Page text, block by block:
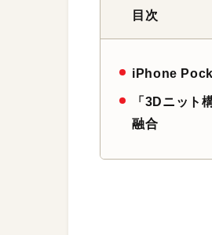
目次
iPhone
「3Dニット
融合